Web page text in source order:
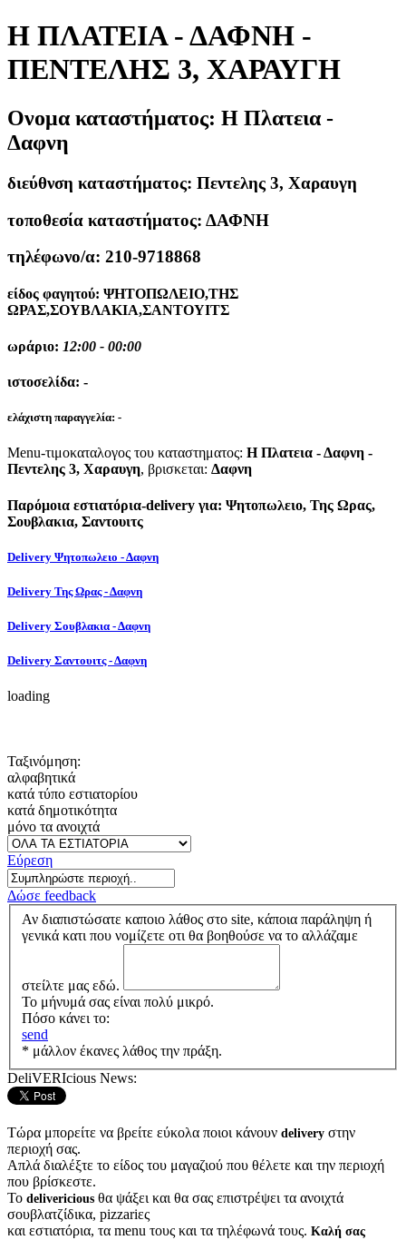
Η ΠΛΑΤΕΙΑ - ΔΑΦΝΗ -
ΠΕΝΤΕΛΗΣ 3, ΧΑΡΑΥΓΗ
Ονομα καταστήματος: Η Πλατεια -
Δαφνη
διεύθνση καταστήματος: Πεντελης 3, Χαραυγη
τοποθεσία καταστήματος: ΔΑΦΝΗ
τηλέφωνο/α: 210-9718868
είδος φαγητού: ΨΗΤΟΠΩΛΕΙΟ,ΤΗΣ
ΩΡΑΣ,ΣΟΥΒΛΑΚΙΑ,ΣΑΝΤΟΥΙΤΣ
ωράριο: 12:00 - 00:00
ιστοσελίδα: -
ελάχιστη παραγγελία: -
Menu-τιμοκαταλογος του καταστηματος: Η Πλατεια - Δαφνη -
Πεντελης 3, Χαραυγη, βρισκεται: Δαφνη
Παρόμοια εστιατόρια-delivery για: Ψητοπωλειο, Της Ωρας,
Σουβλακια, Σαντουιτς
Delivery Ψητοπωλειο - Δαφνη
Delivery Της Ωρας - Δαφνη
Delivery Σουβλακια - Δαφνη
Delivery Σαντουιτς - Δαφνη
loading
Ταξινόμηση:
αλφαβητικά
κατά τύπο εστιατορίου
κατά δημοτικότητα
μόνο τα ανοιχτά
Εύρεση
Δώσε feedback
Αν διαπιστώσατε καποιο λάθος στο site, κάποια παράληψη ή
γενικά κατι που νομίζετε οτι θα βοηθούσε να το αλλάζαμε
στείλτε μας εδώ.
Το μήνυμά σας είναι πολύ μικρό.
Πόσο κάνει το:
send
* μάλλον έκανες λάθος την πράξη.
DeliVERIcious News:
Τώρα μπορείτε να βρείτε εύκολα ποιοι κάνουν delivery στην
περιοχή σας.
Απλά διαλέξτε το είδος του μαγαζιού που θέλετε και την περιοχή
που βρίσκεστε.
Το delivericious θα ψάξει και θα σας επιστρέψει τα ανοιχτά
σουβλατζίδικα, pizzariες
και εστιατόρια, τα menu τους και τα τηλέφωνά τους. Καλή σας